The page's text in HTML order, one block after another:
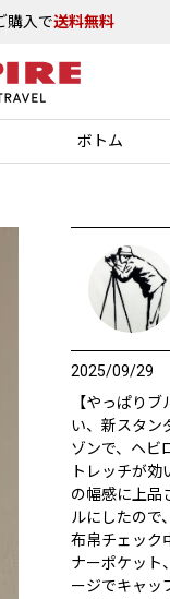
購入で送料無料
ボトム
2025/09/29
【やっぱり
い、新スタン
ゾンで、ヘビ
トレッチが
の幅感に上品
ルにしたので
布帛チェック
ナーポケット
ージでキャッ